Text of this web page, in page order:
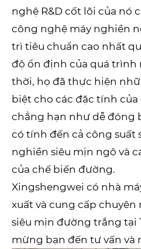
nghệ R&D cốt lõi của nó
công nghệ máy nghiền
trì tiêu chuẩn cao nhất
độ ổn định của quá trình
thời, họ đã thực hiện
biệt cho các đặc tính
chẳng hạn như dễ đóng
có tính đến cả công suất
nghiền siêu mịn ngô và
của chế biến đường.
Xingshengwei có nhà
xuất và cung cấp
siêu mịn đường trắng tại
mừng bạn đến tư vấn và